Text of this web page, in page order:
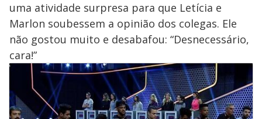
uma atividade surpresa para que Letícia e
Marlon soubessem a opinião dos colegas. Ele
não gostou muito e desabafou: “Desnecessário,
cara!”